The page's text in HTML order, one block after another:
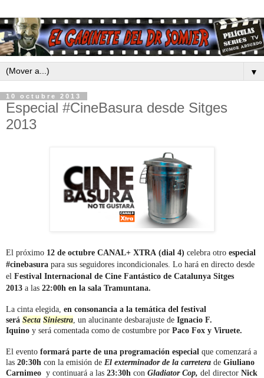
▼
10 octubre 2013
Especial #CineBasura desde Sitges
2013
El próximo 12 de octubre CANAL+ XTRA (dial 4) celebra otro especial
#cinebasura para sus seguidores incondicionales. Lo hará en directo desde
el Festival Internacional de Cine Fantástico de Catalunya Sitges
2013 a las 22:00h en la sala Tramuntana.
La cinta elegida, en consonancia a la temática del festival
será Secta Siniestra , un alucinante desbarajuste de Ignacio F.
Iquino y será comentada como de costumbre por Paco Fox y Viruete.
El evento formará parte de una programación especial que comenzará a
las 20:30h con la emisión de El exterminador de la carretera de Giuliano
Carnimeo y continuará a las 23:30h con Gladiator Cop, del director Nick